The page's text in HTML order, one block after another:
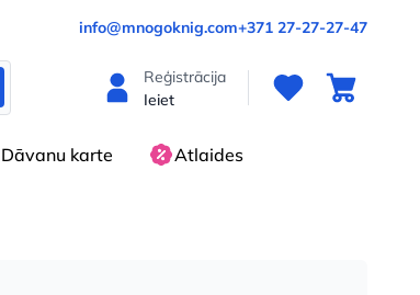
info@mnogoknig.com+371 27-27-27-47
Reģistrācija
Ieiet
Dāvanu karte Atlaides